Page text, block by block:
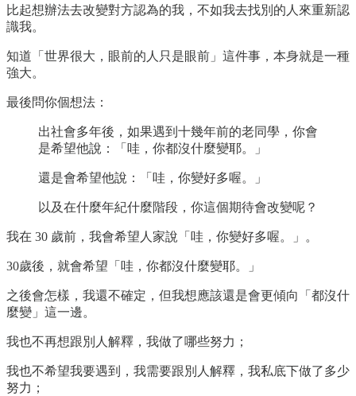
比起想辦法去改變對方認為的我，不如我去找別的人來重新認
識我。
知道「世界很大，眼前的人只是眼前」這件事，本身就是一種
強大。
最後問你個想法：
出社會多年後，如果遇到十幾年前的老同學，你會
是希望他說：「哇，你都沒什麼變耶。」
還是會希望他說：「哇，你變好多喔。」
以及在什麼年紀什麼階段，你這個期待會改變呢？
我在 30 歲前，我會希望人家說「哇，你變好多喔。」。
30歲後，就會希望「哇，你都沒什麼變耶。」
之後會怎樣，我還不確定，但我想應該還是會更傾向「都沒什
麼變」這一邊。
我也不再想跟別人解釋，我做了哪些努力；
我也不希望我要遇到，我需要跟別人解釋，我私底下做了多少
努力；